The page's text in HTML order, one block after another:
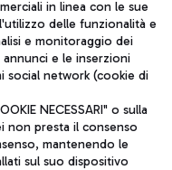
in linea con le sue
delle funzionalità e
e monitoraggio dei
e le inserzioni
social network (cookie di
NECESSARI" o sulla
non presta il consenso
mantenendo le
sul suo dispositivo